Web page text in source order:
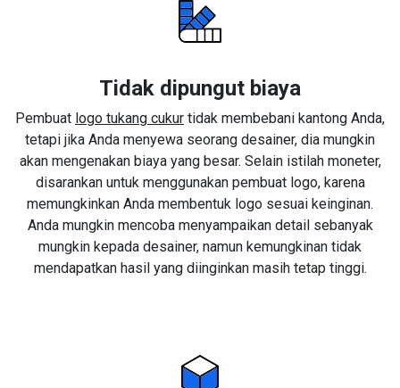
Tidak dipungut biaya
Pembuat logo tukang cukur tidak membebani kantong Anda,
tetapi jika Anda menyewa seorang desainer, dia mungkin
akan mengenakan biaya yang besar. Selain istilah moneter,
disarankan untuk menggunakan pembuat logo, karena
memungkinkan Anda membentuk logo sesuai keinginan.
Anda mungkin mencoba menyampaikan detail sebanyak
mungkin kepada desainer, namun kemungkinan tidak
mendapatkan hasil yang diinginkan masih tetap tinggi.